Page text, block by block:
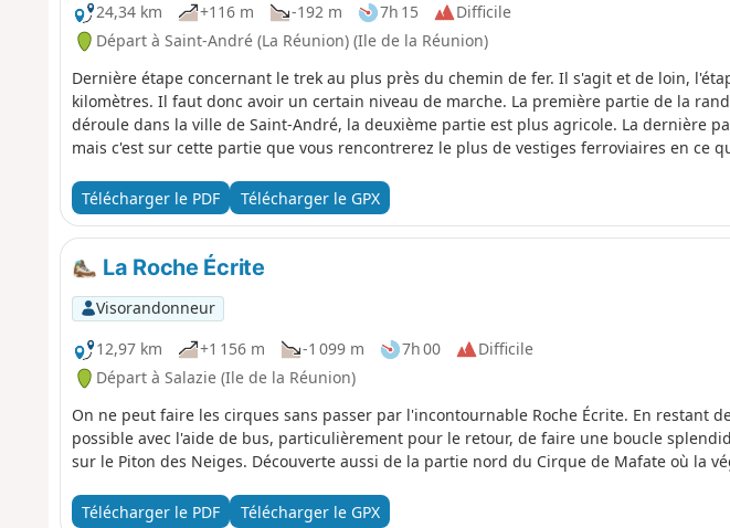
24,34 km
+116 m -192 m 7h 15
Difficile
Départ à Saint-André (La Réunion) (Ile de la Réunion)
Dernière étape concernant le trek au plus près du chemin de fer. Il s'agit et de loin,
kilomètres. Il faut donc avoir un certain niveau de marche. La première partie de la
déroule dans la ville de Saint-André, la deuxième partie est plus agricole. La dernière
mais c'est sur cette partie que vous rencontrerez le plus de vestiges ferroviaires en ce
Télécharger le PDF Télécharger le GPX
La Roche Écrite
Visorandonneur
12,97 km
+1 156 m -1 099 m 7h 00
Difficile
Départ à Salazie (Ile de la Réunion)
On ne peut faire les cirques sans passer par l'incontournable Roche Écrite. En restant
possible avec l'aide de bus, particulièrement pour le retour, de faire une boucle
sur le Piton des Neiges. Découverte aussi de la partie nord du Cirque de Mafate où la
Télécharger le PDF Télécharger le GPX